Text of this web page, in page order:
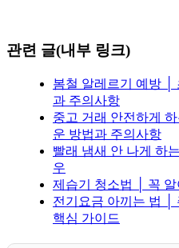
관련 글(내부 링크)
봄철 알레르기 예방 │
과 주의사항
중고 거래 안전하게
운 방법과 주의사항
빨래 냄새 안 나게 하
우
제습기 청소법 │ 꼭
전기요금 아끼는 법 │
핵심 가이드